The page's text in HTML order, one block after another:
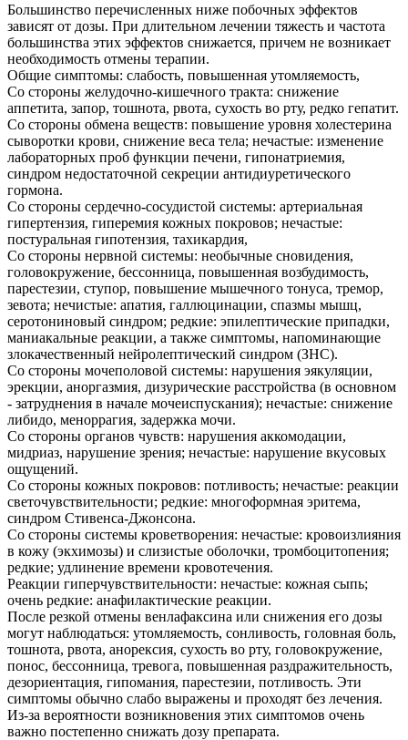
Большинство перечисленных ниже побочных эффектов
зависят от дозы. При длительном лечении тяжесть и частота
большинства этих эффектов снижается, причем не возникает
необходимость отмены терапии.
Общие симптомы: слабость, повышенная утомляемость,
Со стороны желудочно-кишечного тракта: снижение
аппетита, запор, тошнота, рвота, сухость во рту, редко гепатит.
Со стороны обмена веществ: повышение уровня холестерина
сыворотки крови, снижение веса тела; нечастые: изменение
лабораторных проб функции печени, гипонатриемия,
синдром недостаточной секреции антидиуретического
гормона.
Со стороны сердечно-сосудистой системы: артериальная
гипертензия, гиперемия кожных покровов; нечастые:
постуральная гипотензия, тахикардия,
Со стороны нервной системы: необычные сновидения,
головокружение, бессонница, повышенная возбудимость,
парестезии, ступор, повышение мышечного тонуса, тремор,
зевота; нечистые: апатия, галлюцинации, спазмы мышц,
серотониновый синдром; редкие: эпилептические припадки,
маниакальные реакции, а также симптомы, напоминающие
злокачественный нейролептический синдром (ЗНС).
Со стороны мочеполовой системы: нарушения эякуляции,
эрекции, аноргазмия, дизурические расстройства (в основном
- затруднения в начале мочеиспускания); нечастые: снижение
либидо, меноррагия, задержка мочи.
Со стороны органов чувств: нарушения аккомодации,
мидриаз, нарушение зрения; нечастые: нарушение вкусовых
ощущений.
Со стороны кожных покровов: потливость; нечастые: реакции
светочувствительности; редкие: многоформная эритема,
синдром Стивенса-Джонсона.
Со стороны системы кроветворения: нечастые: кровоизлияния
в кожу (экхимозы) и слизистые оболочки, тромбоцитопения;
редкие; удлинение времени кровотечения.
Реакции гиперчувствительности: нечастые: кожная сыпь;
очень редкие: анафилактические реакции.
После резкой отмены венлафаксина или снижения его дозы
могут наблюдаться: утомляемость, сонливость, головная боль,
тошнота, рвота, анорексия, сухость во рту, головокружение,
понос, бессонница, тревога, повышенная раздражительность,
дезориентация, гипомания, парестезии, потливость. Эти
симптомы обычно слабо выражены и проходят без лечения.
Из-за вероятности возникновения этих симптомов очень
важно постепенно снижать дозу препарата.